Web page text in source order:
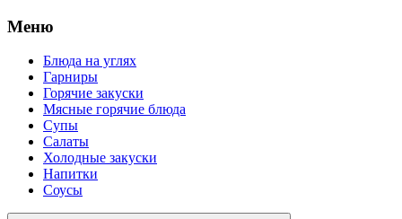
Меню
Блюда на углях
Гарниры
Горячие закуски
Мясные горячие блюда
Супы
Салаты
Холодные закуски
Напитки
Соусы